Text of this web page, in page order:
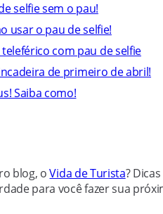
selfie sem o pau!
usar o pau de selfie!
com pau de selfie
de primeiro de abril!
Saiba como!
blog, oVida de Turista?
para você fazer sua